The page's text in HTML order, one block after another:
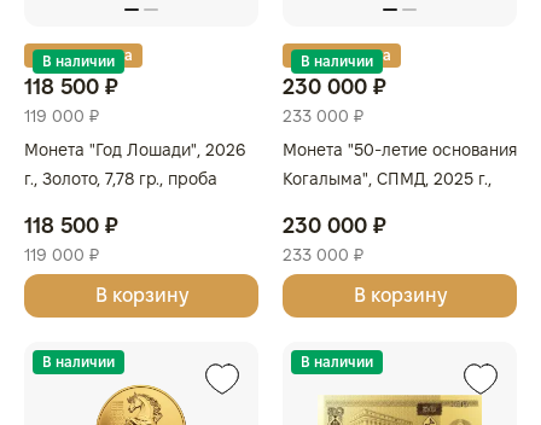
Золотая карта
В наличии
118 500 ₽
119 000 ₽
Монета "Год Лошади", 2026
г., Золото, 7,78 гр., проба
118 500 ₽
119 000 ₽
В корзину
Золотая карта
В наличии
230 000 ₽
233 000 ₽
Монета "50-летие основания
Когалыма", СПМД, 2025 г.,
РОССИЯ
230 000 ₽
233 000 ₽
В корзину
В наличии В наличии